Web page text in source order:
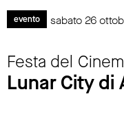
evento sabato 26
Festa del
Lunar City di